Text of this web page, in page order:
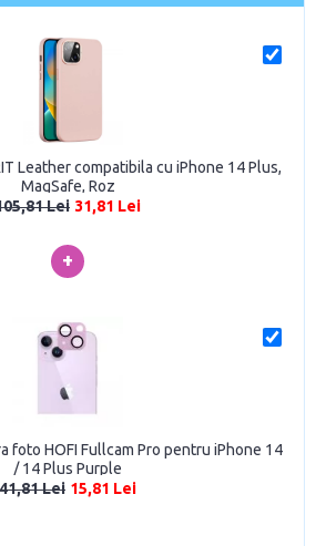
Leather compatibila cu iPhone 14 Plus,
MagSafe, Roz
Lei 31,81 Lei
+
foto HOFI Fullcam Pro pentru iPhone 14
/ 14 Plus Purple
41,81 Lei 15,81 Lei